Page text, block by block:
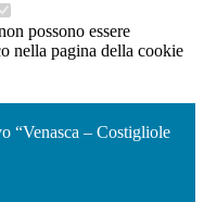
possono essere
nella pagina della cookie
“Venasca – Costigliole